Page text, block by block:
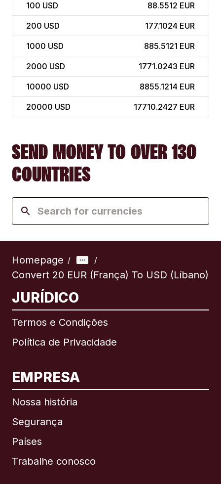
100 USD 88.5512 EUR
200 USD 177.1024 EUR
1000 USD 885.5121 EUR
2000 USD 1771.0243 EUR
10000 USD 8855.1214 EUR
20000 USD 17710.2427 EUR
SEND MONEY TO OVER 130
COUNTRIES
Homepage / /
Convert 20 EUR (França) To USD (Líbano)
JURÍDICO
Termos e Condições
Política de Privacidade
EMPRESA
Nossa história
Segurança
Países
Trabalhe conosco